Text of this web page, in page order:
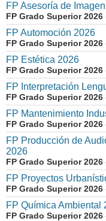
FP Asesoría de
FP Grado Superior 2026
FP Automoción 2026
FP Grado Superior 2026
FP Estética 2026
FP Grado Superior 2026
FP Interpretación
FP Grado Superior 2026
FP Mantenimiento
FP Grado Superior 2026
FP Producción de
2026
FP Grado Superior 2026
FP Proyectos
FP Grado Superior 2026
FP Química Ambiental
FP Grado Superior 2026